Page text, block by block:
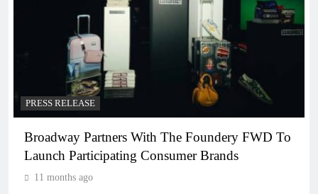
PRESS RELEASE
Broadway Partners With The Foundery FWD To
Launch Participating Consumer Brands
11 months ago